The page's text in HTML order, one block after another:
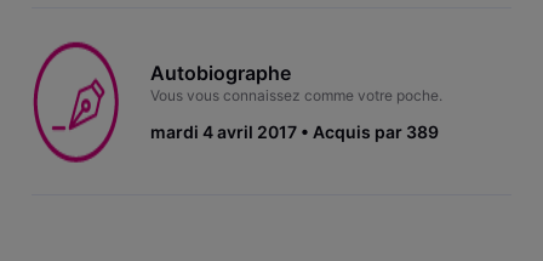
Autobiographe
Vous vous connaissez comme votre poche.
mardi 4 avril 2017 Acquis par 389